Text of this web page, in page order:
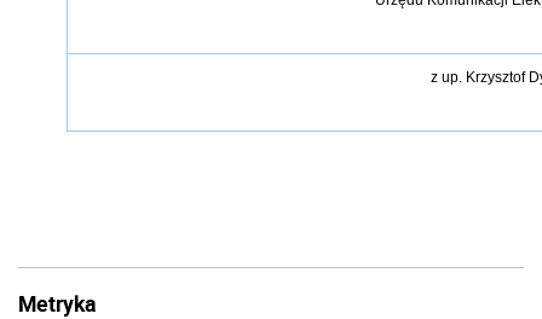
z up. Krzysztof
Metryka